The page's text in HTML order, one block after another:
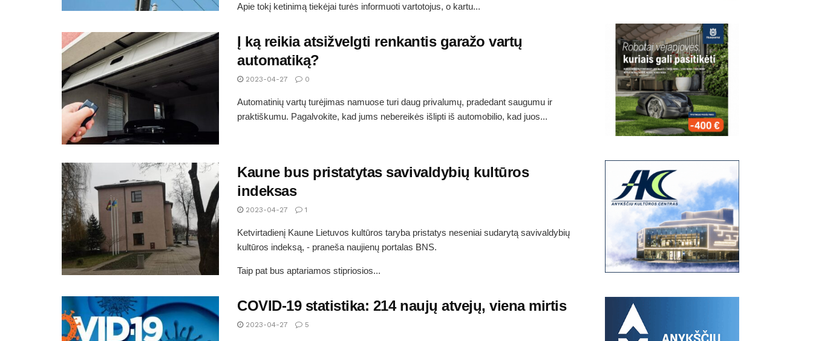
Apie tokį ketinimą tiekėjai turės informuoti vartotojus, o kartu...
Į ką reikia atsižvelgti renkantis garažo vartų
automatiką?
2023-04-27 0
Automatinių vartų turėjimas namuose turi daug privalumų, pradedant saugumu ir
praktiškumu. Pagalvokite, kad jums nebereikės išlipti iš automobilio, kad juos...
Kaune bus pristatytas savivaldybių kultūros
indeksas
2023-04-27 1
Ketvirtadienį Kaune Lietuvos kultūros taryba pristatys neseniai sudarytą savivaldybių
kultūros indeksą, - praneša naujienų portalas BNS.
Taip pat bus aptariamos stipriosios...
COVID-19 statistika: 214 naujų atvejų, viena mirtis
2023-04-27 5